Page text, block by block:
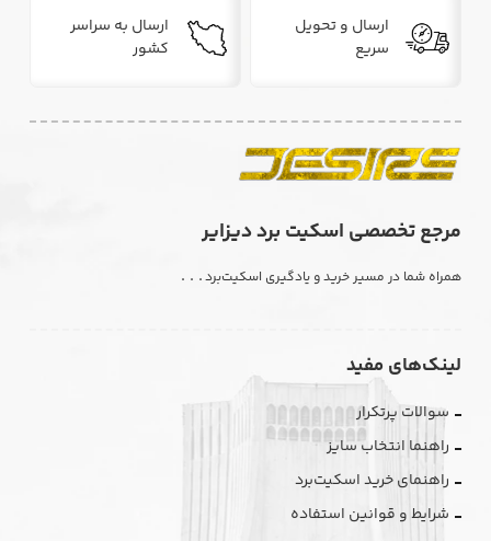
ارسال و تحویل
سریع
ارسال به سراسر
کشور
مرجع تخصصی اسکیت برد دیزایر
همراه شما در مسیر خرید و یادگیری اسکیت‌برد. . .
لینک‌های مفید
سوالات پرتکرار
راهنما انتخاب سایز
راهنمای خرید اسکیت‌برد
شرایط و قوانین استفاده